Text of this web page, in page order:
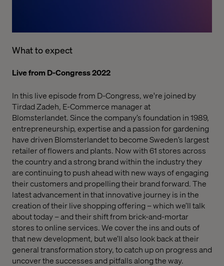
What to expect
Live from D-Congress 2022
In this live episode from D-Congress, we're joined by
Tirdad Zadeh, E-Commerce manager at
Blomsterlandet.Since the company’s foundation in 1989,
entrepreneurship, expertise and a passion for gardening
have driven Blomsterlandetto become Sweden’s largest
retailer of flowers and plants. Now with 61 stores across
the country and a strong brand within the industry they
are continuing to push ahead with new ways of engaging
their customers and propelling their brand forward. The
latest advancement in that innovative journey is in the
creation of their live shopping offering – which we’ll talk
about today – and their shift from brick-and-mortar
stores to online services. We cover the ins and outs of
that new development, but we’ll also look back at their
general transformation story, to catch up on progress and
uncover the successes and pitfalls along the way.